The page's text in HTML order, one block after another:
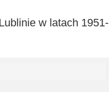
w latach 1951-